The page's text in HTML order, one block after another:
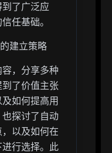
了广泛应
任基础。
建立策略
，分享多种
了价值主张
如何提高用
探讨了自动
以及如何在
行选择。此